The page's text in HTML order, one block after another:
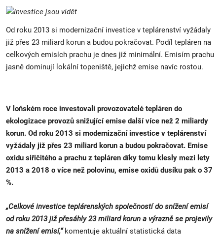
Od roku 2013 si modernizační investice v teplárenství vyžádaly
již přes 23 miliard korun a budou pokračovat. Podíl tepláren na
celkových emisích prachu je dnes již minimální. Emisím prachu
jasně dominují lokální topeniště, jejichž emise navíc rostou.
V loňském roce investovali provozovatelé tepláren do
ekologizace provozů snižující emise další více než 2 miliardy
korun. Od roku 2013 si modernizační investice v teplárenství
vyžádaly již přes 23 miliard korun a budou pokračovat. Emise
oxidu siřičitého a prachu z tepláren díky tomu klesly mezi lety
2013 a 2018 o více než polovinu, emise oxidů dusíku pak o 37
%.
„Celkové investice teplárenských společností do snížení emisí
od roku 2013 již přesáhly 23 miliard korun a výrazně se projevily
na snížení emisí,“ komentuje aktuální statistická data